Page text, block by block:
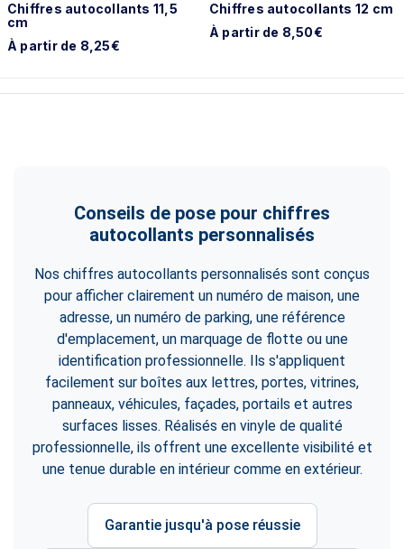
Chiffres autocollants 11,5
cm
À partir de 8,25€
Chiffres autocollants 12 cm
À partir de 8,50€
Conseils de pose pour chiffres
autocollants personnalisés
Nos chiffres autocollants personnalisés sont conçus
pour afficher clairement un numéro de maison, une
adresse, un numéro de parking, une référence
d'emplacement, un marquage de flotte ou une
identification professionnelle. Ils s'appliquent
facilement sur boîtes aux lettres, portes, vitrines,
panneaux, véhicules, façades, portails et autres
surfaces lisses. Réalisés en vinyle de qualité
professionnelle, ils offrent une excellente visibilité et
une tenue durable en intérieur comme en extérieur.
Garantie jusqu'à pose réussie